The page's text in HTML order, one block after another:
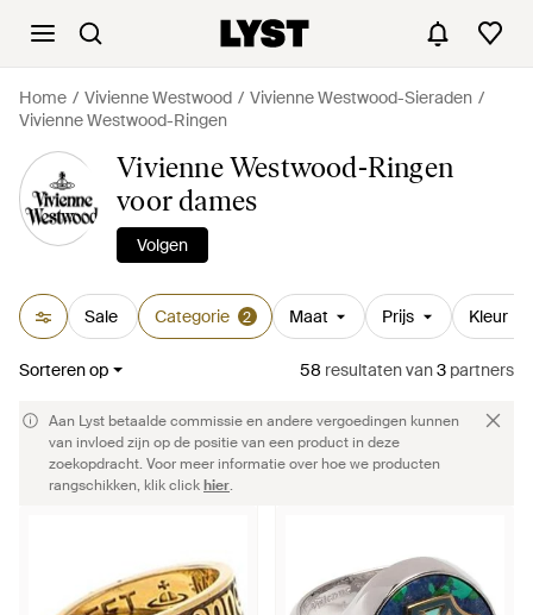
Home Vivienne Westwood
Vivienne Westwood-Sieraden
Vivienne Westwood-Ringen
Vivienne Westwood-Ringen
voor dames
Volgen
Sale Categorie 2 Maat Prijs Kleur
Sorteren op 58 resultatenvan3 partners
Aan Lyst betaalde commissie en andere vergoedingen kunnen
van invloed zijn op de positie van een product in deze
zoekopdracht. Voor meer informatie over hoe we producten
rangschikken, klik clickhier.